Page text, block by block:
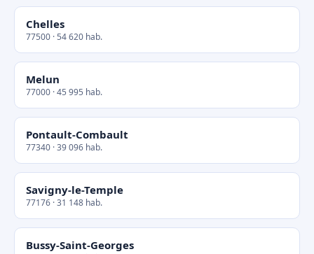
Chelles
77500 · 54 620 hab.
Melun
77000 · 45 995 hab.
Pontault-Combault
77340 · 39 096 hab.
Savigny-le-Temple
77176 · 31 148 hab.
Bussy-Saint-Georges